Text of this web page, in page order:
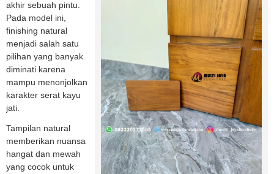
akhir sebuah pintu.
Pada model ini,
finishing natural
menjadi salah satu
pilihan yang banyak
diminati karena
mampu menonjolkan
karakter serat kayu
jati.
Tampilan natural
memberikan nuansa
hangat dan mewah
yang cocok untuk